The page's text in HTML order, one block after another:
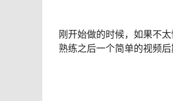
刚开始做的时候，如果不
熟练之后一个简单的视频